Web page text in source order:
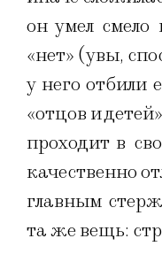
он умел смело
«нет» (увы,
у него отбили
«отцов и
проходит в
качественно
главным
та же вещь: